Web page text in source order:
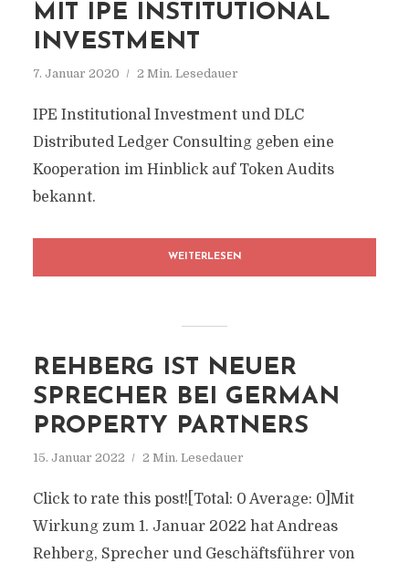
MIT IPE INSTITUTIONAL
INVESTMENT
7. Januar 2020 2 Min. Lesedauer
IPE Institutional Investment und DLC
Distributed Ledger Consulting geben eine
Kooperation im Hinblick auf Token Audits
bekannt.
WEITERLESEN
REHBERG IST NEUER
SPRECHER BEI GERMAN
PROPERTY PARTNERS
15. Januar 2022 2 Min. Lesedauer
Click to rate this post![Total: 0 Average: 0]Mit
Wirkung zum 1. Januar 2022 hat Andreas
Rehberg, Sprecher und Geschäftsführer von